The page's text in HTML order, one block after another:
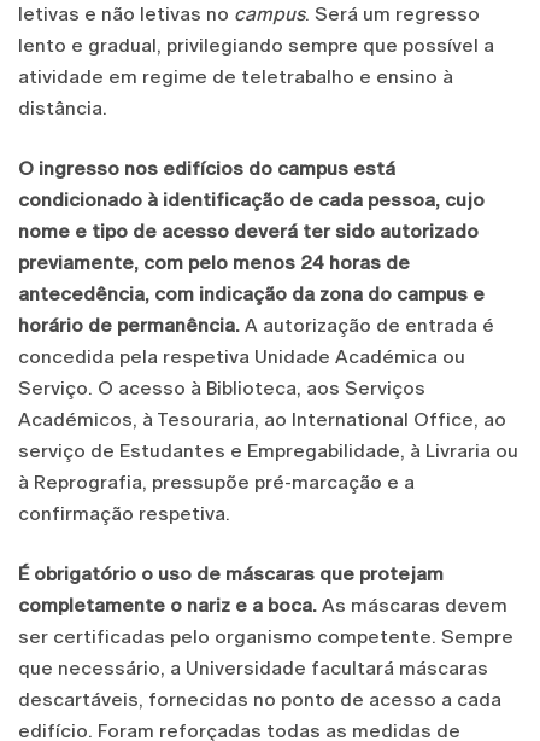
letivas e não letivas no campus. Será um regresso
lento e gradual, privilegiando sempre que possível a
atividade em regime de teletrabalho e ensino à
distância.
O ingresso nos edifícios do campus está
condicionado à identificação de cada pessoa, cujo
nome e tipo de acesso deverá ter sido autorizado
previamente, com pelo menos 24 horas de
antecedência, com indicação da zona do campus e
horário de permanência. A autorização de entrada é
concedida pela respetiva Unidade Académica ou
Serviço. O acesso à Biblioteca, aos Serviços
Académicos, à Tesouraria, ao International Office, ao
serviço de Estudantes e Empregabilidade, à Livraria ou
à Reprografia, pressupõe pré-marcação e a
confirmação respetiva.
É obrigatório o uso de máscaras que protejam
completamente o nariz e a boca. As máscaras devem
ser certificadas pelo organismo competente. Sempre
que necessário, a Universidade facultará máscaras
descartáveis, fornecidas no ponto de acesso a cada
edifício. Foram reforçadas todas as medidas de